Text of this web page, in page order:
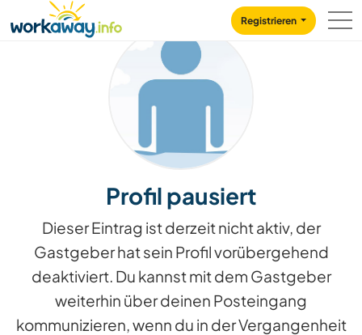
CONTENT
MAIN NAVIGATION
Registrieren
Profil pausiert
Dieser Eintrag ist derzeit nicht aktiv, der
Gastgeber hat sein Profil vorübergehend
deaktiviert. Du kannst mit dem Gastgeber
weiterhin über deinen Posteingang
kommunizieren, wenn du in der Vergangenheit